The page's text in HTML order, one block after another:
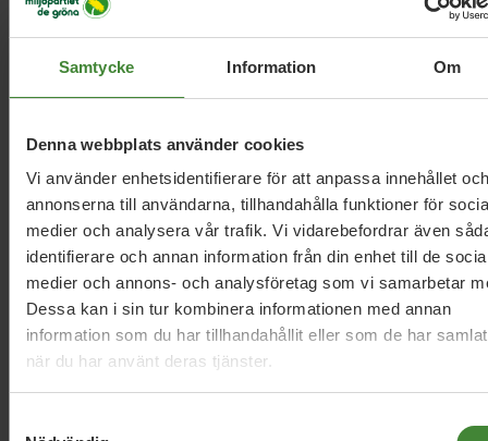
Samtycke Information Om
Denna webbplats använder cookies
Vi använder enhetsidentifierare för att anpassa innehållet och
annonserna till användarna, tillhandahålla funktioner för
medier och analysera vår trafik. Vi vidarebefordrar även
identifierare och annan information från din enhet till de
medier och annons- och analysföretag som vi samarbetar
Dessa kan i sin tur kombinera informationen med annan
information som du har tillhandahållit eller som de har
när du har använt deras tjänster.
nya datacenter
3 augusti 2026
Pride är över – nu fortsätter kampen för
hbtqi-personers rättigheter
Earth Overshoot Day: Naturkrisen är en
säkerhetsfråga